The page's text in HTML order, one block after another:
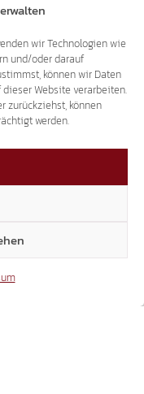
wir Technologien wie
und/oder darauf
können wir Daten
Website verarbeiten.
zurückziehst, können
werden.
ANLASS FÜR